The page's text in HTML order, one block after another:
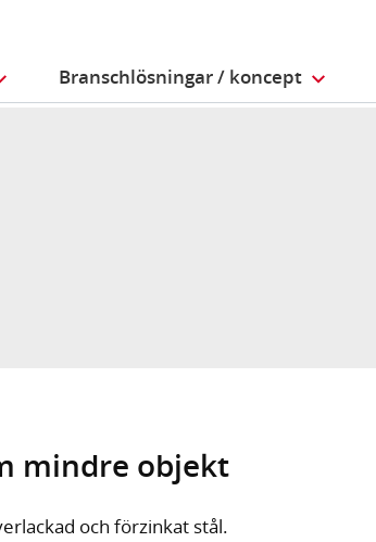
Branschlösningar / koncept
mindre objekt
och förzinkat stål.